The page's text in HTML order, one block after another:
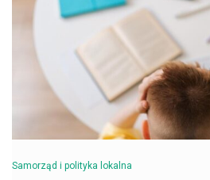
Samorząd i polityka lokalna